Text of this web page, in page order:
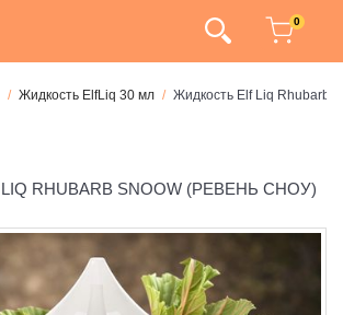
0
Жидкость ElfLiq 30 мл Жидкость Elf Liq Rhubarb
RHUBARB SNOOW (РЕВЕНЬ СНОУ)